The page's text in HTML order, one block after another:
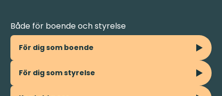
Både för boende och styrelse
För dig som boende
För dig som styrelse